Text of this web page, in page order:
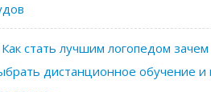
Как стать лучшим логопедом зачем
дистанционное обучение и